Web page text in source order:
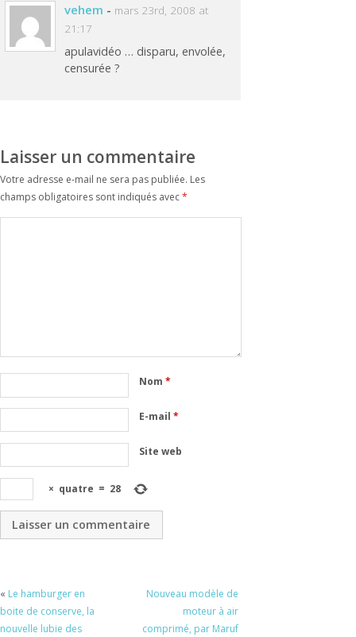
vehem - mars 23rd, 2008 at
21:17
apulavidéo … disparu, envolée,
censurée ?
Laisser un commentaire
Votre adresse e-mail ne sera pas publiée. Les
champs obligatoires sont indiqués avec*
Nom*
E-mail*
Site web
× quatre = 28
« Le hamburger en
boite de conserve, la
nouvelle lubie des
Nouveau modèle de
moteur à air
comprimé, par Maruf